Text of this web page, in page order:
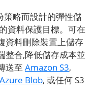
策略而設計的彈性儲
資料保護目標。可在
資料刪除裝置上儲存
整合,降低儲存成本並
送至 Amazon S3,
Azure Blob, 或任何 S3